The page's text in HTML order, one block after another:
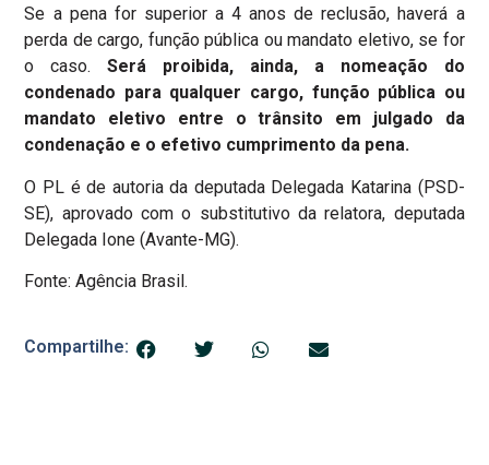
Se a pena for superior a 4 anos de reclusão, haverá a
perda de cargo, função pública ou mandato eletivo, se for
o caso.Será proibida, ainda, a nomeação do
condenado para qualquer cargo, função pública ou
mandato eletivo entre o trânsito em julgado da
condenação e o efetivo cumprimento da pena.
O PL é de autoria da deputada Delegada Katarina (PSD-
SE), aprovado com o substitutivo da relatora, deputada
Delegada Ione (Avante-MG).
Fonte: Agência Brasil.
Compartilhe: